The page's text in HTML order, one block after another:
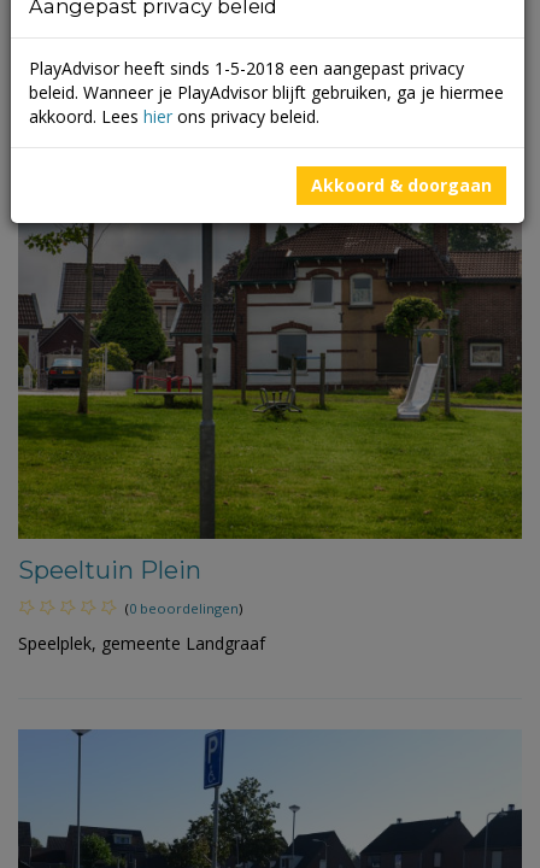
Speeltuin Plein
(0 beoordelingen)
Speelplek, gemeente Landgraaf
Aangepast privacy beleid
PlayAdvisor heeft sinds 1-5-2018 een aangepast privacy
beleid. Wanneer je PlayAdvisor blijft gebruiken, ga je hiermee
akkoord. Lees hier ons privacy beleid.
Akkoord & doorgaan